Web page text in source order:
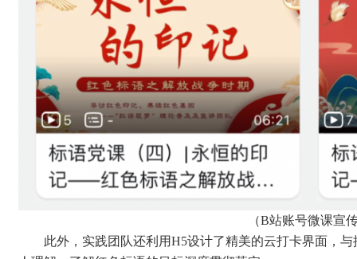
（B站账号微课宣
此外，实践团队还利用H5设计了精美的云打卡界面，